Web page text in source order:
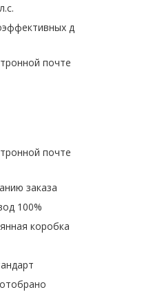
д
почте
почте
заказа
100%
коробка